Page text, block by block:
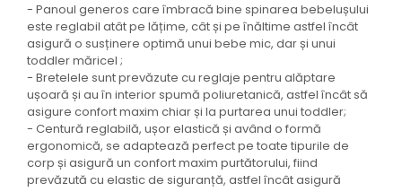
- Panoul generos care îmbracă bine spinarea bebelușului
este reglabil atât pe lățime, cât și pe înăltime astfel încât
asigură o susținere optimă unui bebe mic, dar și unui
toddler măricel ;
- Bretelele sunt prevăzute cu reglaje pentru alăptare
ușoară și au în interior spumă poliuretanică, astfel încât să
asigure confort maxim chiar și la purtarea unui toddler;
- Centură reglabilă, ușor elastică și având o formă
ergonomică, se adaptează perfect pe toate tipurile de
corp și asigură un confort maxim purtătorului, fiind
prevăzută cu elastic de siguranță, astfel încât asigură